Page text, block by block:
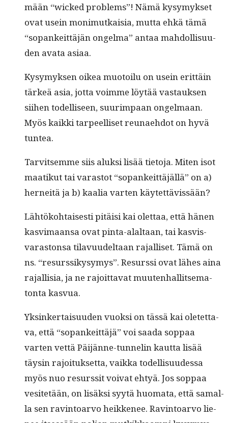
mään “wicked prob­lems”! Nämä kysymyk­set
ovat usein mon­imutkaisia, mut­ta ehkä tämä
“sopankeit­täjän ongel­ma” antaa mah­dol­lisu­u­
den ava­ta asiaa.
Kysymyk­sen oikea muo­toilu on usein erit­täin
tärkeä asia, jot­ta voimme löytää vas­tauk­sen
siihen todel­liseen, suurim­paan ongel­maan.
Myös kaik­ki tarpeel­liset reunae­hdot on hyvä
tuntea.
Tarvit­semme siis aluk­si lisää tieto­ja. Miten isot
maatikut tai varas­tot “sopankeit­täjäl­lä” on a)
herneitä ja b) kaalia varten käytettävissään?
Lähtöko­htais­es­ti pitäisi kai olet­taa, että hänen
kasvi­maansa ovat pin­ta-alal­taan, tai kasvis­
varas­ton­sa tilavu­udeltaan rajal­liset. Tämä on
ns. “resurssikysymys”. Resurssi ovat läh­es aina
rajal­lisia, ja ne rajoit­ta­vat muuten­hal­lit­se­ma­
ton­ta kasvua.
Yksinker­taisu­u­den vuok­si on tässä kai oletet­ta­
va, että “sopankeit­täjä” voi saa­da sop­paa
varten vet­tä Päi­jänne-tun­nelin kaut­ta lisää
täysin rajoituk­set­ta, vaik­ka todel­lisu­udessa
myös nuo resurssit voivat ehtyä. Jos sop­paa
vesitetään, on lisäk­si syytä huo­ma­ta, että samal­
la sen rav­in­toar­vo heikke­nee. Rav­in­toar­vo lie­